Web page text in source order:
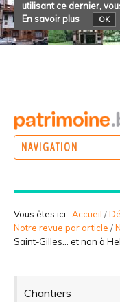
utilisant ce dernier,
En savoir plus
OK
NAVIGATION
PARTICIPER
Vous êtes ici : Accueil /
Notre revue par article /
Saint-Gilles... et non à
Chantiers